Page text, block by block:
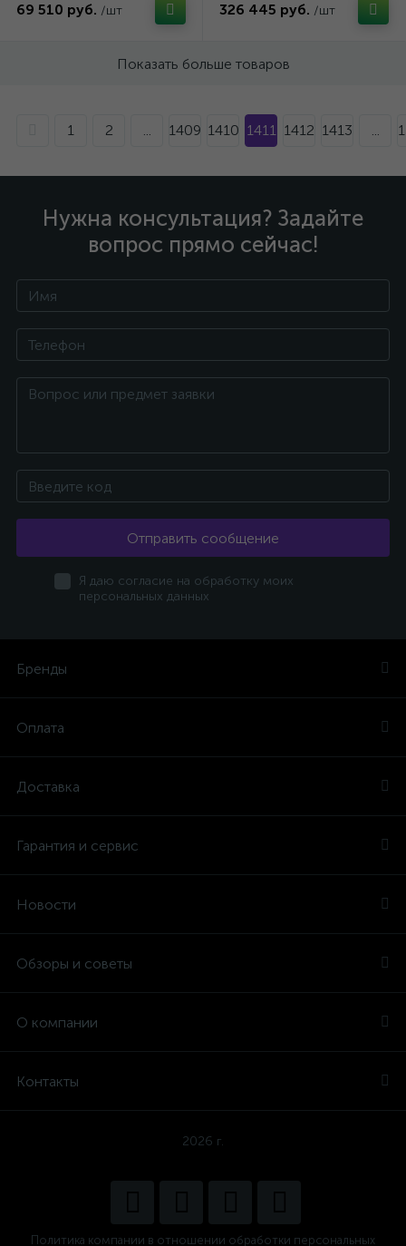
69 510 руб. /шт 326 445 руб. /шт
Показать больше товаров
1 2 ... 1409 1410 1411 1412 1413 ...
Нужна консультация? Задайте
вопрос прямо сейчас!
Отправить сообщение
Я даю согласие на обработку моих
персональных данных
Бренды
Оплата
Доставка
Гарантия и сервис
Новости
Обзоры и советы
О компании
Контакты
2026 г.
Политика компании в отношении обработки персональных